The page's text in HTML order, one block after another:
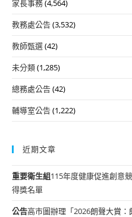
家長事務(4,564)
教務處公告(3,532)
教師甄選(42)
未分類(1,285)
總務處公告(42)
輔導室公告(1,222)
近期文章
重要衛生組115年度健康促進創意
得獎名單
公告高市圖辦理「2026朗聲大賞